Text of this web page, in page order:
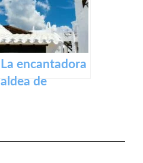
La encantadora
aldea de